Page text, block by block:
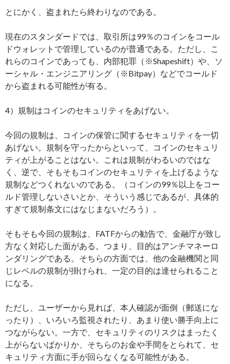
とにかく、盗まれたら終わりなのである。
現在のスタンダードでは、取引所は99％のコインをコール
ドウォレットで管理しているのが普通である。ただし、こ
れらのコインであっても、内部犯罪（※Shapeshift）や、ソ
ーシャル・エンジニアリング（※Bitpay）などでコールド
から盗まれる可能性が有る。
4）規制はコインのセキュリティをあげない。
今回の規制は、コインの保管に関するセキュリティを一切
あげない。規制を守ったからといって、コインのセキュリ
ティが上がることはない。これは規制がわるいのではな
く、逆で、そもそもコインのセキュリティを上げるような
規制などつくれないのである。（コインの99％以上をコー
ルド管理しないさいとか、そういう感じであるが、具体的
すぎて規制条文にはなじまないだろう）。
そもそも今回の規制は、FATFからの勧告で、金融庁が致し
方なく対応した面がある。つまり、目的はアンチマネーロ
ンダリングである。そちらの方面では、他の金融機関と同
じレベルの規制が掛けられ、一定の目的は達せられること
になる。
ただし、ユーザーから見れば、本人確認が面倒（郵送にな
ったり）、いろいろ監視されたり、あまり使い勝手向上に
つながらない。一方で、セキュリティのリスクはまったく
上がらないばかりか、そちらのお金や手間をとられて、セ
キュリティ方面に手が回らなくなる可能性がある。